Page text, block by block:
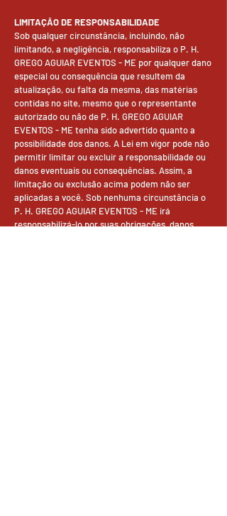
LIMITAÇÃO DE RESPONSABILIDADE
Sob qualquer circunstância, incluindo, não
limitando, a negligência, responsabiliza o P. H.
GREGO AGUIAR EVENTOS - ME por qualquer dano
especial ou consequência que resultem da
atualização, ou falta da mesma, das matérias
contidas no site, mesmo que o representante
autorizado ou não de P. H. GREGO AGUIAR
EVENTOS - ME tenha sido advertido quanto a
possibilidade dos danos. A Lei em vigor pode não
permitir limitar ou excluir a responsabilidade ou
danos eventuais ou consequências. Assim, a
limitação ou exclusão acima podem não ser
aplicadas a você. Sob nenhuma circunstância o
P. H. GREGO AGUIAR EVENTOS - ME irá
responsabilizá-lo por suas obrigações, danos,